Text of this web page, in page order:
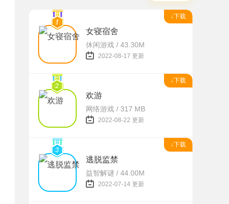
↓下载
女寝宿舍
休闲游戏 / 43.30M
2022-08-17 更新
↓下载
欢游
网络游戏 / 317 MB
2022-08-22 更新
↓下载
逃脱监禁
益智解谜 / 44.00M
2022-07-14 更新